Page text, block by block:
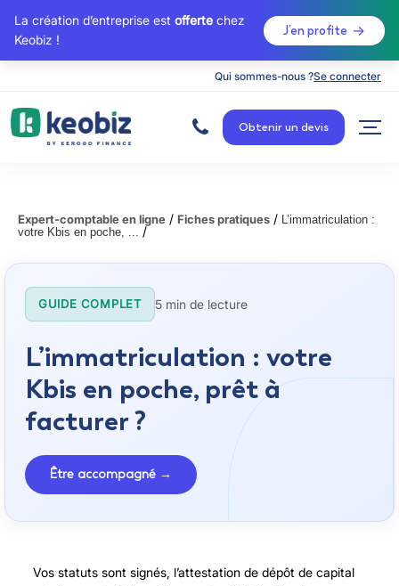
La création d’entreprise est offerte chez
Keobiz !
J’en profite
Qui sommes-nous ?Se connecter
c
c
u
Obtenir un devis
Expert-comptable en ligne / Fiches pratiques / L’immatriculation :
votre Kbis en poche, ... /
GUIDE COMPLET 5 min de lecture
L’immatriculation : votre
Kbis en poche, prêt à
facturer ?
Être accompagné →
Vos statuts sont signés, l’attestation de dépôt de capital